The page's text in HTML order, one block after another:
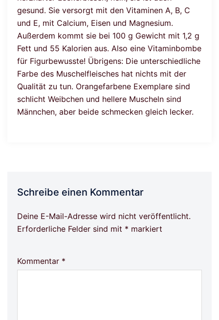
gesund. Sie versorgt mit den Vitaminen A, B, C
und E, mit Calcium, Eisen und Magnesium.
Außerdem kommt sie bei 100 g Gewicht mit 1,2 g
Fett und 55 Kalorien aus. Also eine Vitaminbombe
für Figurbewusste! Übrigens: Die unterschiedliche
Farbe des Muschelfleisches hat nichts mit der
Qualität zu tun. Orangefarbene Exemplare sind
schlicht Weibchen und hellere Muscheln sind
Männchen, aber beide schmecken gleich lecker.
Schreibe einen Kommentar
Deine E-Mail-Adresse wird nicht veröffentlicht.
Erforderliche Felder sind mit * markiert
Kommentar *